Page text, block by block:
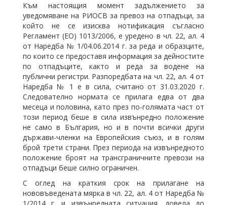
Към настоящия момент задължението за
уведомяване на РИОСВ за превоз на отпадъци, за
който не се изисква нотификация съгласно
Регламент (ЕО) 1013/2006, е уредено в чл. 22, ал. 4
от Наредба № 1/04.06.2014 г. за реда и образците,
по които се предоставя информация за дейностите
по отпадъците, както и реда за водене на
публични регистри. Разпоредбата на чл. 22, ал. 4 от
Наредба № 1 е в сила, считано от 31.03.2020 г.
Следователно нормата се прилага едва от два
месеца и половина, като през по-голямата част от
този период беше в сила извънредно положение
не само в България, но и в почти всички други
държави-членки на Европейския съюз, и в голям
брой трети страни. През периода на извънредното
положение броят на трансграничните превози на
отпадъци беше силно ограничен.
С оглед на краткия срок на прилагане на
нововъведената мярка в чл. 22, ал. 4 от Наредба №